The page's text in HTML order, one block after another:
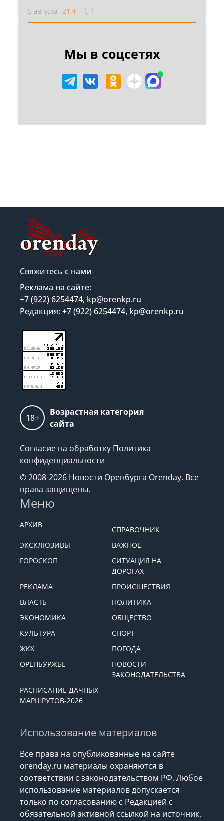
5 августа 21:41
Мы в соцсетях
Свяжитесь с нами
Реклама на сайте:
+7 (922) 6254474, kp@orenkp.ru
Редакция: +7 (922) 6254474, kp@orenkp.ru
18+
Возрастная категория
сайта
Согласие на обработку Политика
конфиденциальности
© 2008-2026 Новости Оренбурга Orenday. Все
права защищены.
Меню
АРХИВ
СПРАВОЧНИК
ЭКСКЛЮЗИВЫ
ВАЖНОЕ
ГОРОСКОП
СИТУАЦИЯ НА
ДОРОГАХ
РЕКЛАМА
ПРОИСШЕСТВИЯ
ВЛАСТЬ
ПОЛИТИКА
ЭКОНОМИКА
ОБЩЕСТВО
КУЛЬТУРА
СПОРТ
ЖКХ
ПОГОДА
ОРЕНБУРЖЬЕ
НОВОСТИ
ЗАКОНОДАТЕЛЬСТВА
РАСПИСАНИЕ ДАЧНЫХ
МАРШРУТОВ-2026
Использование материалов
Все права на опубликованные на сайте
orenday.ru материалы охраняются в
соответствии с законодательством РФ. Любое
использование материалов допускается
только по согласованию с Редакцией с
обязательной активной ссылкой на источник.